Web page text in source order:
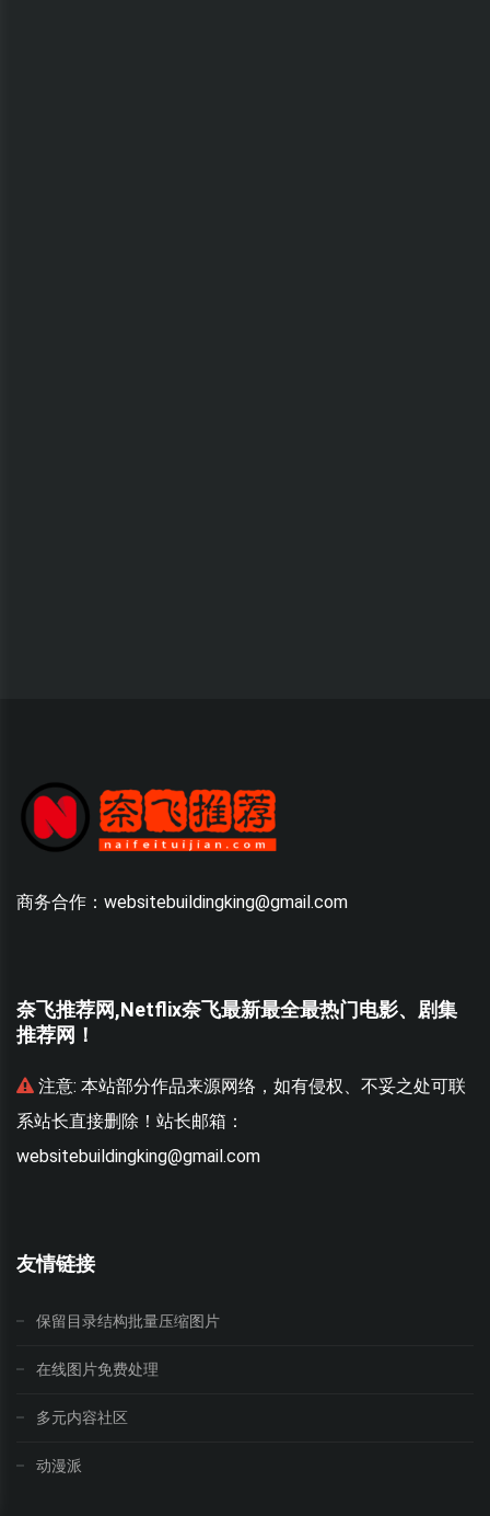
商务合作：websitebuildingking@gmail.com
奈飞推荐网,Netflix奈飞最新最全最热门电影、剧集
推荐网！
注意: 本站部分作品来源网络，如有侵权、不妥之处可联
系站长直接删除！站长邮箱：
websitebuildingking@gmail.com
友情链接
保留目录结构批量压缩图片
在线图片免费处理
多元内容社区
动漫派